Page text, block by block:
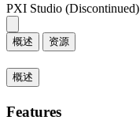
PXI Studio (Discontinued)
概述 资源
概述
Features